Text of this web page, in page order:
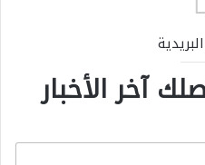
آخر الأخبار